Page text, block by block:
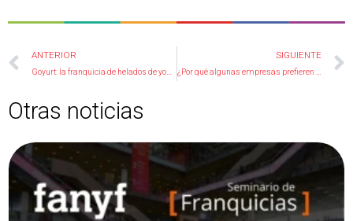
Ant
ANTERIOR SIGUIENTE
Otras noticias